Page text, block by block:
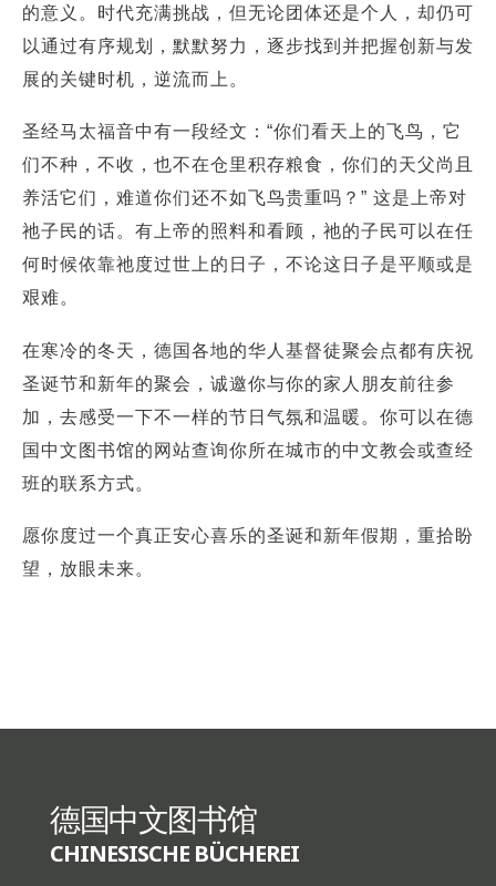
的意义。时代充满挑战，但无论团体还是个人，却仍可
以通过有序规划，默默努力，逐步找到并把握创新与发
展的关键时机，逆流而上。
圣经马太福音中有一段经文：“你们看天上的飞鸟，它
们不种，不收，也不在仓里积存粮食，你们的天父尚且
养活它们，难道你们还不如飞鸟贵重吗？” 这是上帝对
祂子民的话。有上帝的照料和看顾，祂的子民可以在任
何时候依靠祂度过世上的日子，不论这日子是平顺或是
艰难。
在寒冷的冬天，德国各地的华人基督徒聚会点都有庆祝
圣诞节和新年的聚会，诚邀你与你的家人朋友前往参
加，去感受一下不一样的节日气氛和温暖。你可以在德
国中文图书馆的网站查询你所在城市的中文教会或查经
班的联系方式。
愿你度过一个真正安心喜乐的圣诞和新年假期，重拾盼
望，放眼未来。
德国中文图书馆
CHINESISCHE BÜCHEREI